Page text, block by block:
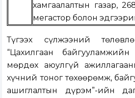
хамгаалалтын газар,
мегастор болон
Түгээх сүлжээний
“Цахилгаан
мөрдөх аюулгүй
хүчний тоног төхөөрөмж,
ашиглалтын дүрэм”-ийн